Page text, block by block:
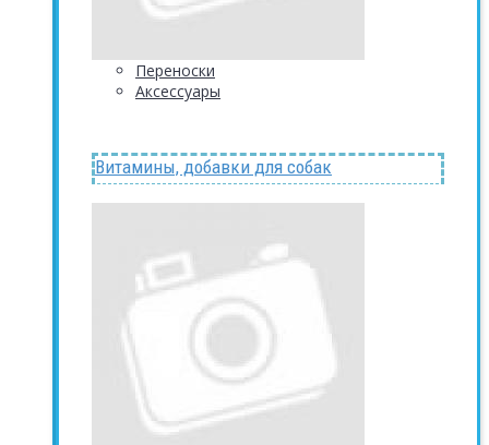
Переноски
Аксессуары
Витамины, добавки для собак